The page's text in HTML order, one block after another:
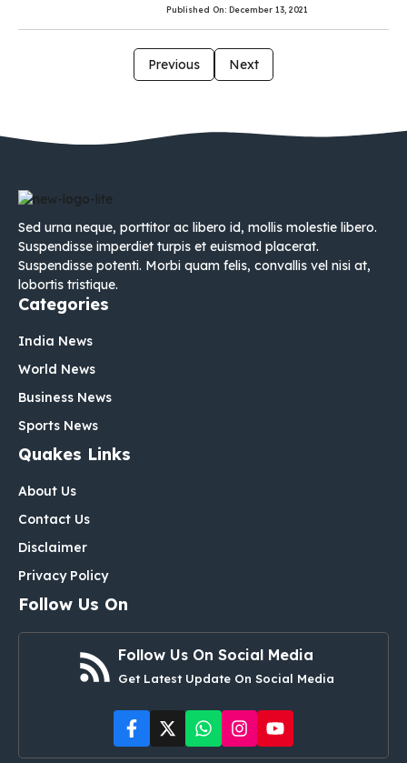
Published On: December 13, 2021
Previous Next
Sed urna neque, porttitor ac libero id, mollis molestie libero.
Suspendisse imperdiet turpis et euismod placerat.
Suspendisse potenti. Morbi quam felis, convallis vel nisi at,
lobortis tristique.
Categories
India News
World News
Business News
Sports News
Quakes Links
About Us
Contact Us
Disclaimer
Privacy Policy
Follow Us On
Follow Us On Social Media
Get Latest Update On Social Media